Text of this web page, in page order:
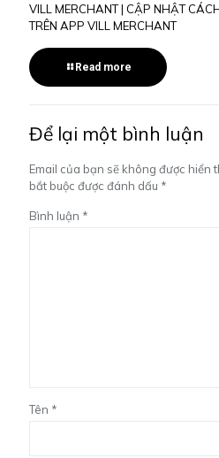
VILL MERCHANT | CẬP NHẬT
TRÊN APP VILL MERCHANT
Read more
Để lại một bình luận
Email của bạn sẽ không được hiển
bắt buộc được đánh dấu *
Bình luận *
Tên *